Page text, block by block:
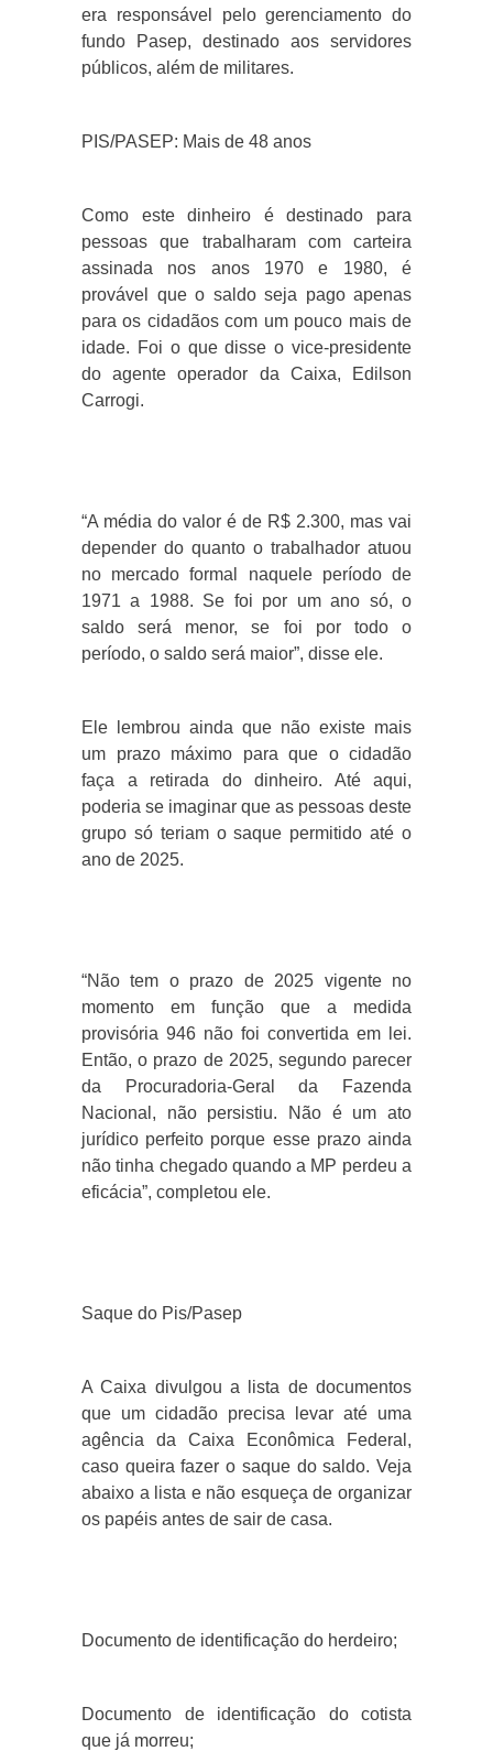
era responsável pelo gerenciamento do
fundo Pasep, destinado aos servidores
públicos, além de militares.
PIS/PASEP: Mais de 48 anos
Como este dinheiro é destinado para
pessoas que trabalharam com carteira
assinada nos anos 1970 e 1980, é
provável que o saldo seja pago apenas
para os cidadãos com um pouco mais de
idade. Foi o que disse o vice-presidente
do agente operador da Caixa, Edilson
Carrogi.
“A média do valor é de R$ 2.300, mas vai
depender do quanto o trabalhador atuou
no mercado formal naquele período de
1971 a 1988. Se foi por um ano só, o
saldo será menor, se foi por todo o
período, o saldo será maior”, disse ele.
Ele lembrou ainda que não existe mais
um prazo máximo para que o cidadão
faça a retirada do dinheiro. Até aqui,
poderia se imaginar que as pessoas deste
grupo só teriam o saque permitido até o
ano de 2025.
“Não tem o prazo de 2025 vigente no
momento em função que a medida
provisória 946 não foi convertida em lei.
Então, o prazo de 2025, segundo parecer
da Procuradoria-Geral da Fazenda
Nacional, não persistiu. Não é um ato
jurídico perfeito porque esse prazo ainda
não tinha chegado quando a MP perdeu a
eficácia”, completou ele.
Saque do Pis/Pasep
A Caixa divulgou a lista de documentos
que um cidadão precisa levar até uma
agência da Caixa Econômica Federal,
caso queira fazer o saque do saldo. Veja
abaixo a lista e não esqueça de organizar
os papéis antes de sair de casa.
Documento de identificação do herdeiro;
Documento de identificação do cotista
que já morreu;